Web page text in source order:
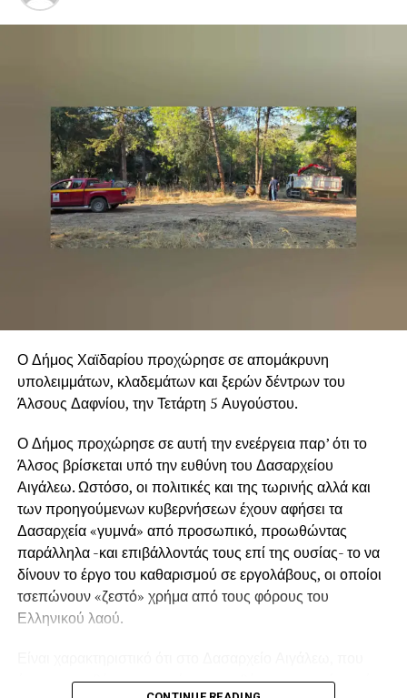
Ο Δήμος Χαϊδαρίου προχώρησε σε απομάκρυνη
υπολειμμάτων, κλαδεμάτων και ξερών δέντρων του
Άλσους Δαφνίου, την Τετάρτη 5 Αυγούστου.
Ο Δήμος προχώρησε σε αυτή την ενεέργεια παρ’ ότι το
Άλσος βρίσκεται υπό την ευθύνη του Δασαρχείου
Αιγάλεω. Ωστόσο, οι πολιτικές και της τωρινής αλλά και
των προηγούμενων κυβερνήσεων έχουν αφήσει τα
Δασαρχεία «γυμνά» από προσωπικό, προωθώντας
παράλληλα -και επιβάλλοντάς τους επί της ουσίας- το να
δίνουν το έργο του καθαρισμού σε εργολάβους, οι οποίοι
τσεπώνουν «ζεστό» χρήμα από τους φόρους του
Ελληνικού λαού.
έχει στην ευθύνη του μια έκταση ευθύνης που φτάνει μέχρι